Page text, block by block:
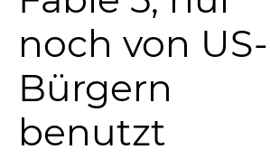
noch von US-
Bürgern
benutzt